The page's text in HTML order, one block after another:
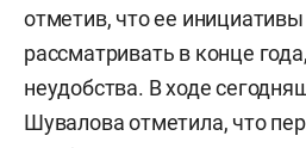
отметив, что ее
рассматривать в конце
неудобства. В ходе
Шувалова отметила, что